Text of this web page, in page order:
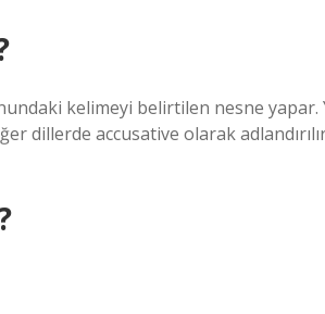
kelimeyi belirtilen nesne yapar.
dillerde accusative olarak